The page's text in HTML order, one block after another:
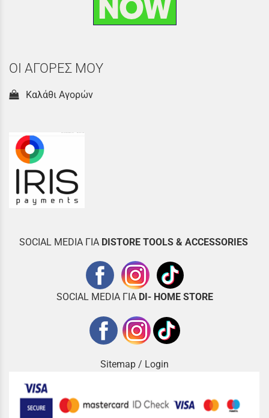
ΟΙ ΑΓΟΡΕΣ ΜΟΥ
Καλάθι Αγορών
SOCIAL MEDIA ΓΙΑ DISTORE TOOLS & ACCESSORIES
SOCIAL MEDIA ΓΙΑ DI- HOME STORE
Sitemap / Login